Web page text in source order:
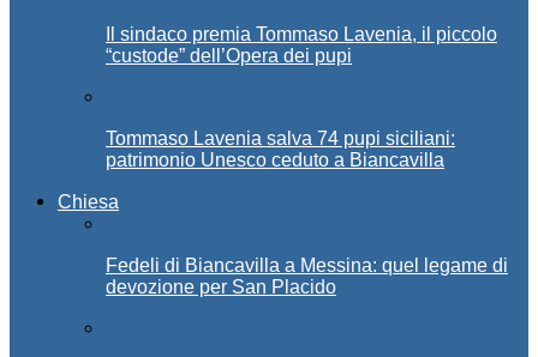
Il sindaco premia Tommaso Lavenia, il piccolo
“custode” dell’Opera dei pupi
Tommaso Lavenia salva 74 pupi siciliani:
patrimonio Unesco ceduto a Biancavilla
Chiesa
Fedeli di Biancavilla a Messina: quel legame di
devozione per San Placido